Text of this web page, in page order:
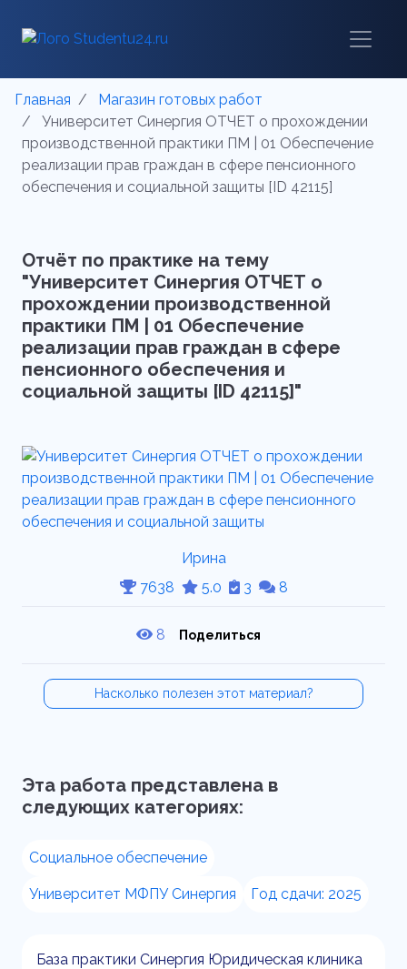
Главная
Магазин готовых работ
Университет Синергия ОТЧЕТ о прохождении
производственной практики ПМ | 01 Обеспечение
реализации прав граждан в сфере пенсионного
обеспечения и социальной защиты [ID 42115]
Отчёт по практике на тему
"Университет Синергия ОТЧЕТ о
прохождении производственной
практики ПМ | 01 Обеспечение
реализации прав граждан в сфере
пенсионного обеспечения и
социальной защиты [ID 42115]"
Ирина
7638
5.0 3 8
8 Поделиться
Насколько полезен этот материал?
Эта работа представлена в
следующих категориях:
Социальное обеспечение
Университет МФПУ Синергия Год сдачи: 2025
База практики Синергия Юридическая клиника